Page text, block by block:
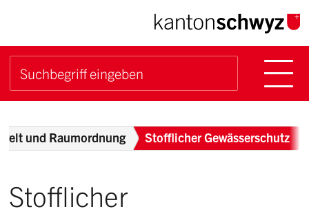
Navigieren im Kanton
Schnellnavigation
Suchbegriff
Breadcrumb
und Raumordnung Stofflicher Gewässerschutz
Stofflicher